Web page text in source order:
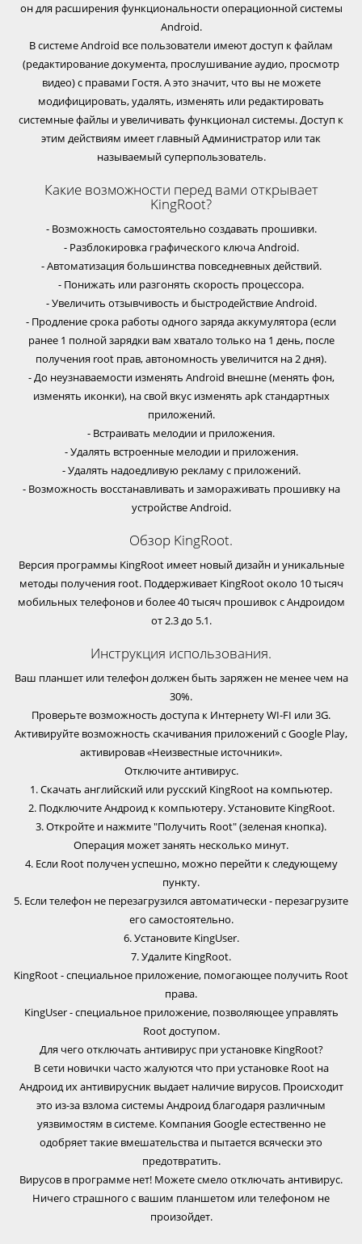
он для расширения функциональности операционной системы
Android.
В системе Android все пользователи имеют доступ к файлам
(редактирование документа, прослушивание аудио, просмотр
видео) с правами Гостя. А это значит, что вы не можете
модифицировать, удалять, изменять или редактировать
системные файлы и увеличивать функционал системы. Доступ к
этим действиям имеет главный Администратор или так
называемый суперпользователь.
Какие возможности перед вами открывает
KingRoot?
- Возможность самостоятельно создавать прошивки.
- Разблокировка графического ключа Android.
- Автоматизация большинства повседневных действий.
- Понижать или разгонять скорость процессора.
- Увеличить отзывчивость и быстродействие Android.
- Продление срока работы одного заряда аккумулятора (если
ранее 1 полной зарядки вам хватало только на 1 день, после
получения root прав, автономность увеличится на 2 дня).
- До неузнаваемости изменять Android внешне (менять фон,
изменять иконки), на свой вкус изменять apk стандартных
приложений.
- Встраивать мелодии и приложения.
- Удалять встроенные мелодии и приложения.
- Удалять надоедливую рекламу с приложений.
- Возможность восстанавливать и замораживать прошивку на
устройстве Android.
Обзор KingRoot.
Версия программы KingRoot имеет новый дизайн и уникальные
методы получения root. Поддерживает KingRoot около 10 тысяч
мобильных телефонов и более 40 тысяч прошивок с Андроидом
от 2.3 до 5.1.
Инструкция использования.
Ваш планшет или телефон должен быть заряжен не менее чем на
30%.
Проверьте возможность доступа к Интернету WI-FI или 3G.
Активируйте возможность скачивания приложений с Google Play,
активировав «Неизвестные источники».
Отключите антивирус.
1. Скачать английский или русский KingRoot на компьютер.
2. Подключите Андроид к компьютеру. Установите KingRoot.
3. Откройте и нажмите "Получить Root" (зеленая кнопка).
Операция может занять несколько минут.
4. Если Root получен успешно, можно перейти к следующему
пункту.
5. Если телефон не перезагрузился автоматически - перезагрузите
его самостоятельно.
6. Установите KingUser.
7. Удалите KingRoot.
KingRoot - специальное приложение, помогающее получить Root
права.
KingUser - специальное приложение, позволяющее управлять
Root доступом.
Для чего отключать антивирус при установке KingRoot?
В сети новички часто жалуются что при установке Root на
Андроид их антивирусник выдает наличие вирусов. Происходит
это из-за взлома системы Андроид благодаря различным
уязвимостям в системе. Компания Google естественно не
одобряет такие вмешательства и пытается всячески это
предотвратить.
Вирусов в программе нет! Можете смело отключать антивирус.
Ничего страшного с вашим планшетом или телефоном не
произойдет.